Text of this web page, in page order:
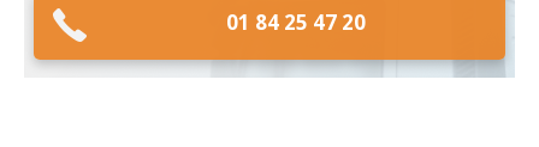
01 84 25 47 20